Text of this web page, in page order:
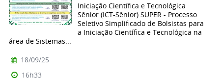
Iniciação Científica e Tecnológica
Sênior (ICT-Sênior) SUPER - Processo
Seletivo Simplificado de Bolsistas para
a Iniciação Científica e Tecnológica na
área de Sistemas...
18/09/25
16h33